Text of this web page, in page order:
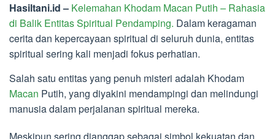
Hasiltani.id – Kelemahan Khodam Macan Putih – Rahasia
di Balik Entitas Spiritual Pendamping. Dalam keragaman
cerita dan kepercayaan spiritual di seluruh dunia, entitas
spiritual sering kali menjadi fokus perhatian.
Salah satu entitas yang penuh misteri adalah Khodam
Macan Putih, yang diyakini mendampingi dan melindungi
manusia dalam perjalanan spiritual mereka.